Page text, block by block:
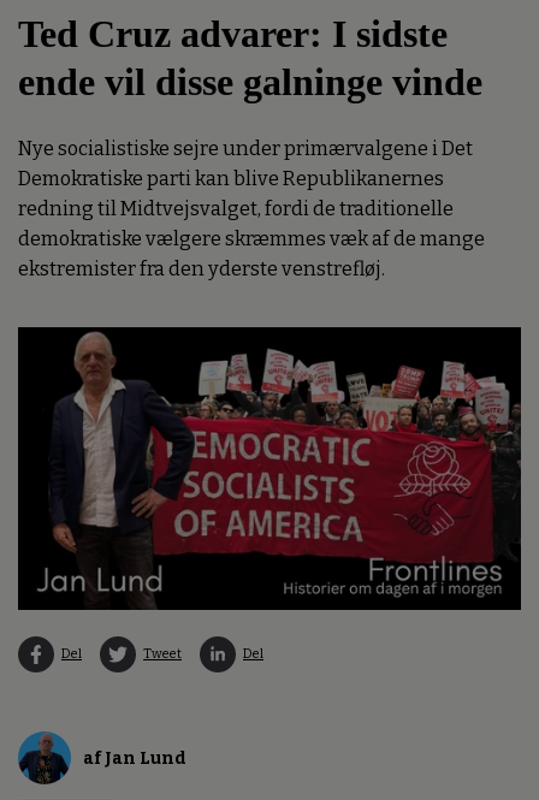
Ted Cruz advarer: I sidste
ende vil disse galninge vinde
Nye socialistiske sejre under primærvalgene i Det
Demokratiske parti kan blive Republikanernes
redning til Midtvejsvalget, fordi de traditionelle
demokratiske vælgere skræmmes væk af de mange
ekstremister fra den yderste venstrefløj.
Del Tweet Del
af Jan Lund